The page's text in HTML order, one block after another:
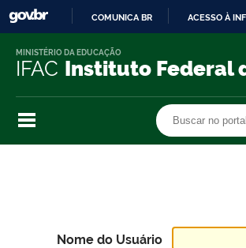
O
COMUNICA BR ACESSO À
IFAC Instituto Federal
MINISTÉRIO DA EDUCAÇÃO
Nome do Usuário